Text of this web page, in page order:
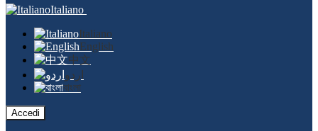
Italiano
Italiano
English
中文
اردو
বাংলা
Accedi